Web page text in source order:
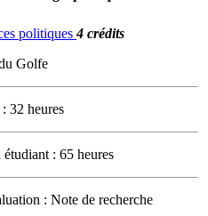
politiques4 crédits
Golfe
32 heures
: 65 heures
: Note de recherche